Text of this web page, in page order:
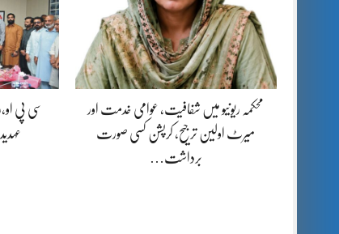
محکمہ ریونیو میں شفافیت، عوامی خدمت اور
میرٹ اولین ترجیح، کرپشن کسی صورت
برداشت…
سی پی